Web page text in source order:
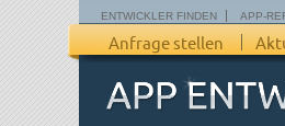
ENTWICKLER FINDEN APP-
Anfrage stellen